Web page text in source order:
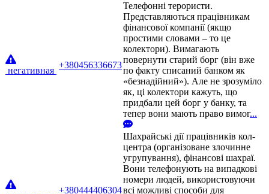
негативная
+380456336673
Телефонні терористи.
Представляються працівникам
фінансової компанії (якщо
простими словами – то це
колектори). Вимагають
повернути старий борг (він вже
по факту списаний банком як
«безнадійний»). Але не зрозуміло
як, ці колектори кажуть, що
придбали цей борг у банку, та
тепер вони мають право вимог...
+380444406304
Шахрайські дії працівників кол-
центра (організоване злочинне
угрупування), фінансові шахраї.
Вони телефонують на випадкові
номери людей, використовуючи
всі можливі способи для